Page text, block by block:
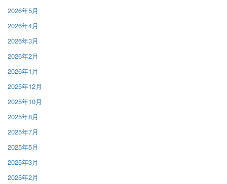
2026年5月
2026年4月
2026年3月
2026年2月
2026年1月
2025年12月
2025年10月
2025年8月
2025年7月
2025年5月
2025年3月
2025年2月